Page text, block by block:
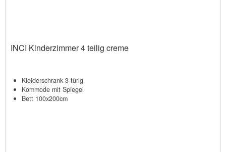
INCI Kinderzimmer 4 teilig creme
Kleiderschrank 3-türig
Kommode mit Spiegel
Bett 100x200cm